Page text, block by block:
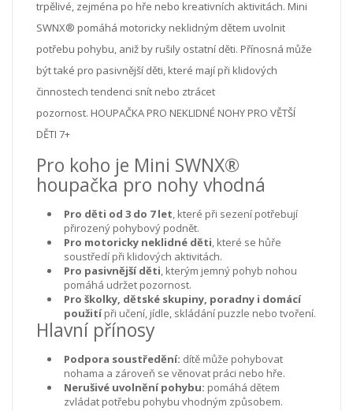
trpělivé, zejména po hře nebo kreativních aktivitách. Mini
SWNX® pomáhá motoricky neklidným dětem uvolnit
potřebu pohybu, aniž by rušily ostatní děti. Přínosná může
být také pro pasivnější děti, které mají při klidových
činnostech tendenci snít nebo ztrácet
pozornost. HOUPAČKA PRO NEKLIDNÉ NOHY PRO VĚTŠÍ
DĚTI 7+
Pro koho je Mini SWNX®
houpačka pro nohy vhodná
Pro děti od 3 do 7 let, které při sezení potřebují
přirozený pohybový podnět.
Pro motoricky neklidné děti, které se hůře
soustředí při klidových aktivitách.
Pro pasivnější děti, kterým jemný pohyb nohou
pomáhá udržet pozornost.
Pro školky, dětské skupiny, poradny i domácí
použitípři učení, jídle, skládání puzzle nebo tvoření.
Hlavní přínosy
Podpora soustředění: dítě může pohybovat
nohama a zároveň se věnovat práci nebo hře.
Nerušivé uvolnění pohybu: pomáhá dětem
zvládat potřebu pohybu vhodným způsobem.